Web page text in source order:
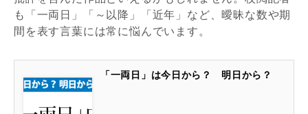
も「一両日」「～以降」「近年」など、曖昧な数や期
間を表す言葉には常に悩んでいます。
「一両日」は今日から？ 明日から？